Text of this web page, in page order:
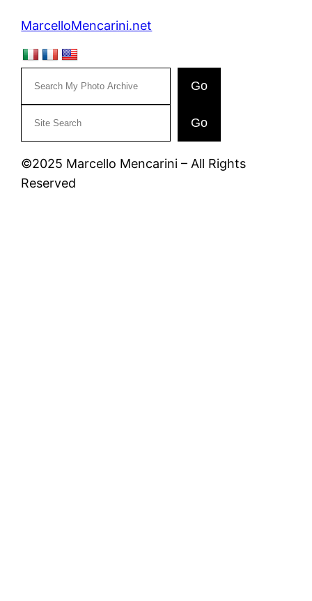
MarcelloMencarini.net
Go
c
a
Go
©2025 Marcello Mencarini – All Rights
Reserved